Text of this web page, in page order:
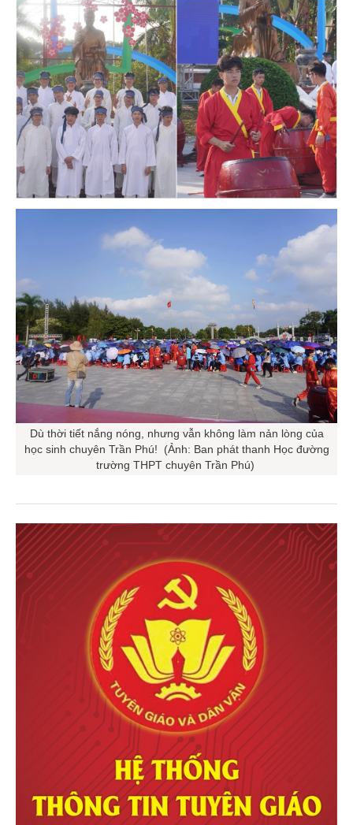
Dù thời tiết nắng nóng, nhưng vẫn không làm nản lòng của
học sinh chuyên Trần Phú! (Ảnh: Ban phát thanh Học đường
trường THPT chuyên Trần Phú)